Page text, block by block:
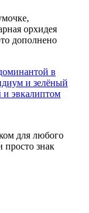
в
и зелёный
и эвкалиптом
для любого
просто знак